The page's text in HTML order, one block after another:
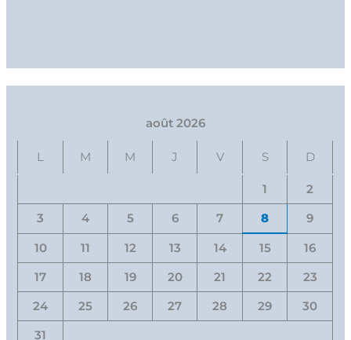
août 2026
L M M J V S D
1 2
3 4 5 6 7 8 9
10 11 12 13 14 15 16
17 18 19 20 21 22 23
24 25 26 27 28 29 30
31